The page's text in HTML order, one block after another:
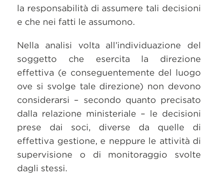
la responsabilità di assumere tali decisioni
e che nei fatti le assumono.
Nella analisi volta all’individuazione del
soggetto che esercita la direzione
effettiva (e conseguentemente del luogo
ove si svolge tale direzione) non devono
considerarsi – secondo quanto precisato
dalla relazione ministeriale – le decisioni
prese dai soci, diverse da quelle di
effettiva gestione, e neppure le attività di
supervisione o di monitoraggio svolte
dagli stessi.